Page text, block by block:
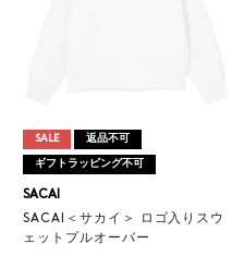
SALE 返品不可
ギフトラッピング不可
SACAI
SACAI＜サカイ＞ ロゴ入りスウ
ェットプルオーバー